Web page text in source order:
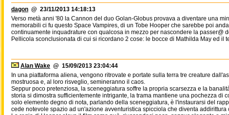
dagon @ 23/11/2013 14:18:13
Verso metà anni '80 la Cannon del duo Golan-Globus provava a diventare una
memorabili ci fu questo Space Vampires, di un Tobe Hooper che sarebbe poi
continuamente inquadrature con qualcosa in mezzo per nascondere la passer@
Pellicola sconclusionata di cui si ricordano 2 cose: le bocce di Mathilda May ed il
Alan Wake @ 15/09/2013 23:04:44
In una piattaforma aliena, vengono ritrovate e portate sulla terra tre creature
mostruosa e, al loro risveglio, semineranno il caos.
Seppur poco pretenziosa, la sceneggiatura soffre la propria scarsezza e la
storia si dimostra sufficientemente intrigante, la trama mantiene una pochezza di
solo elemento degno di nota, parlando della sceneggiatura, è l'instaurarsi del
cede notevole spazio ad un'azione avventuristica spicciola che diventa addirittura